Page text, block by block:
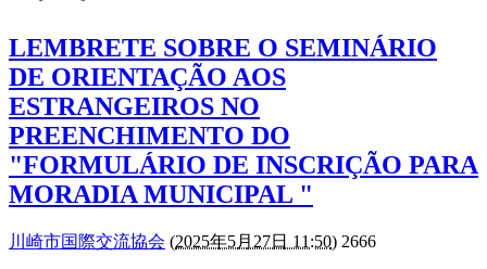
LEMBRETE SOBRE O SEMINÁRIO
DE ORIENTAÇÃO AOS
ESTRANGEIROS NO
PREENCHIMENTO DO
"FORMULÁRIO DE INSCRIÇÃO PARA
MORADIA MUNICIPAL "
川崎市国際交流協会 (2025年5月27日 11:50) 2666